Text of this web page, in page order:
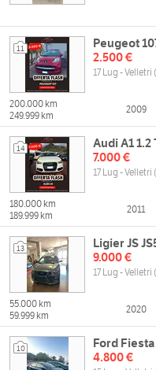
11
Peugeot
2.500 €
17 Lug - Velletri
200.000 km
249.999 km
2009
14
Audi A1
7.000 €
17 Lug - Velletri
180.000 km
189.999 km
2011
13
Ligier JS
9.000 €
17 Lug - Velletri
55.000 km
59.999 km
2020
10
Ford
4.800 €